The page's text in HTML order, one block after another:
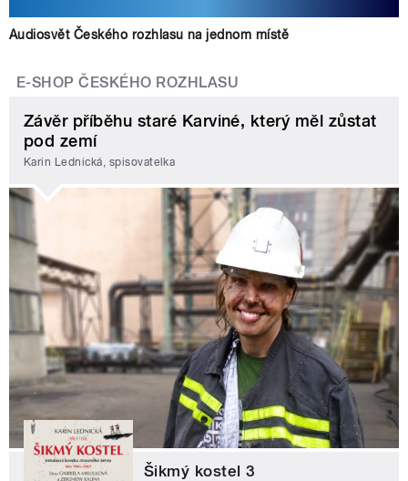
Audiosvět Českého rozhlasu na jednom místě
E-SHOP ČESKÉHO ROZHLASU
Závěr příběhu staré Karviné, který měl zůstat
pod zemí
Karin Lednická, spisovatelka
Šikmý kostel 3